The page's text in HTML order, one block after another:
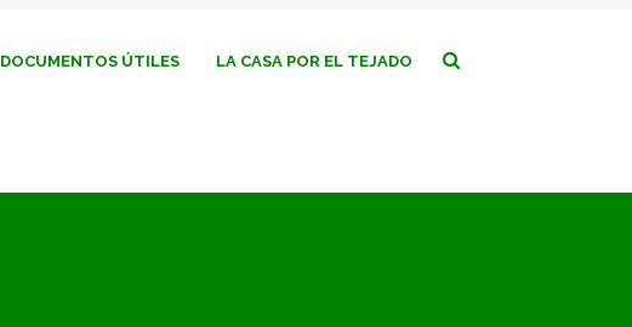
DOCUMENTOS ÚTILES LA CASA POR EL TEJADO